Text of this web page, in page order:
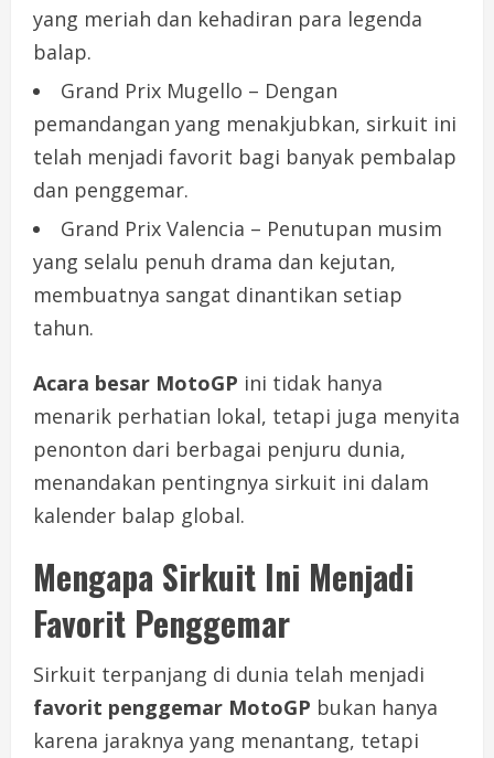
yang meriah dan kehadiran para legenda
balap.
Grand Prix Mugello – Dengan
pemandangan yang menakjubkan, sirkuit ini
telah menjadi favorit bagi banyak pembalap
dan penggemar.
Grand Prix Valencia – Penutupan musim
yang selalu penuh drama dan kejutan,
membuatnya sangat dinantikan setiap
tahun.
Acara besar MotoGP ini tidak hanya
menarik perhatian lokal, tetapi juga menyita
penonton dari berbagai penjuru dunia,
menandakan pentingnya sirkuit ini dalam
kalender balap global.
Mengapa Sirkuit Ini Menjadi
Favorit Penggemar
Sirkuit terpanjang di dunia telah menjadi
favorit penggemar MotoGP bukan hanya
karena jaraknya yang menantang, tetapi